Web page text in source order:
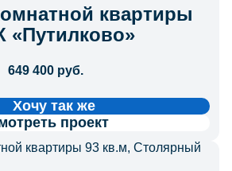
квартиры
«Путилково»
649 400 руб.
Хочу так же
проект